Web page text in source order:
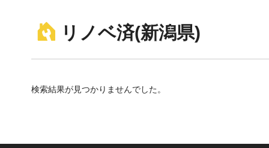
リノベ済(新潟県)
検索結果が見つかりませんでした。